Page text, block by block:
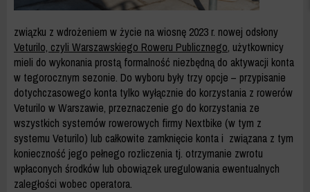
związku z wdrożeniem w życie na wiosnę 2023 r. nowej odsłony
Veturilo, czyli Warszawskiego Roweru Publicznego, użytkownicy
mieli do wykonania prostą formalność niezbędną do aktywacji konta
w tegorocznym sezonie. Do wyboru były trzy opcje – przypisanie
dotychczasowego konta tylko wyłącznie do korzystania z rowerów
Veturilo w Warszawie, przeznaczenie go do korzystania ze
wszystkich systemów rowerowych firmy Nextbike (w tym z
systemu Veturilo) lub całkowite zamknięcie konta i związana z tym
konieczność jego pełnego rozliczenia tj. otrzymanie zwrotu
wpłaconych środków lub obowiązek uregulowania ewentualnych
zaległości wobec operatora.